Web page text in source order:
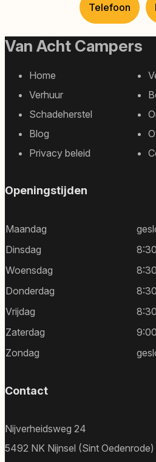
Telefoon
Van Acht Campers
Footer
sitemap
Home
Verhuur
Schadeherstel
Blog
Privacy beleid
Openingstijden
Maandag
Dinsdag
Woensdag
Donderdag
Vrijdag
Zaterdag
Zondag
Contact
Nijverheidsweg 24
5492 NK Nijnsel (Sint Oedenrode)